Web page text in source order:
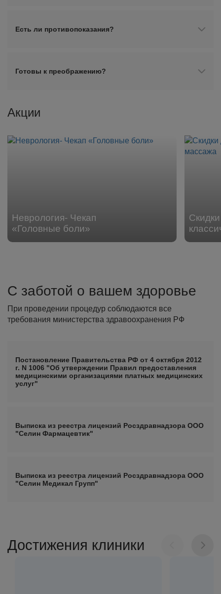
Есть ли противопоказания?
Готовы к преображению?
Акции
Неврология- Чекап
«Головные боли»
С заботой о вашем здоровье
При проведении процедур соблюдаются все
требования министерства здравоохранения РФ
Постановление Правительства РФ от 4 октября 2012
г. N 1006 "Об утверждении Правил предоставления
медицинскими организациями платных медицинских
услуг"
Выписка из реестра лицензий Росздравнадзора ООО
"Селин Фармацевтик"
Выписка из реестра лицензий Росздравнадзора ООО
"Селин Медикал Групп"
Достижения клиники